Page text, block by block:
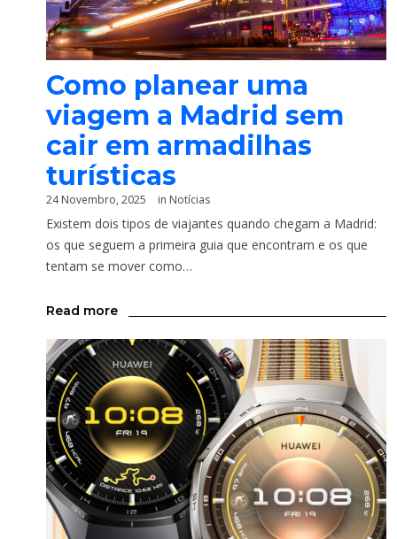
Como planear uma
viagem a Madrid sem
cair em armadilhas
turísticas
24 Novembro, 2025 in Notícias
Existem dois tipos de viajantes quando chegam a Madrid:
os que seguem a primeira guia que encontram e os que
tentam se mover como…
Read more